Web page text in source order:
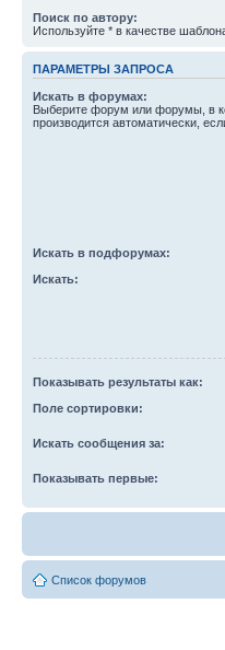
Поиск по автору:
Используйте * в качестве
ПАРАМЕТРЫ ЗАПРОСА
Искать в форумах:
Выберите форум или форумы, в
производится автоматически,
Искать в подфорумах:
Искать:
Показывать результаты как:
Поле сортировки:
Искать сообщения за:
Показывать первые:
Список форумов